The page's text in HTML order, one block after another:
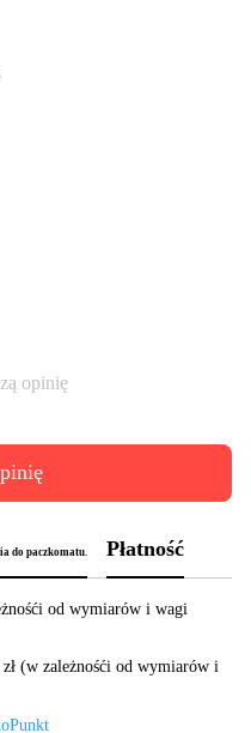
opinię
do paczkomatu. Płatność
od wymiarów i wagi
(w zależnośći od wymiarów i